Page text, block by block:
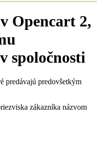
Opencart 2,
spoločnosti
predávajú predovšetkým
zákazníka názvom